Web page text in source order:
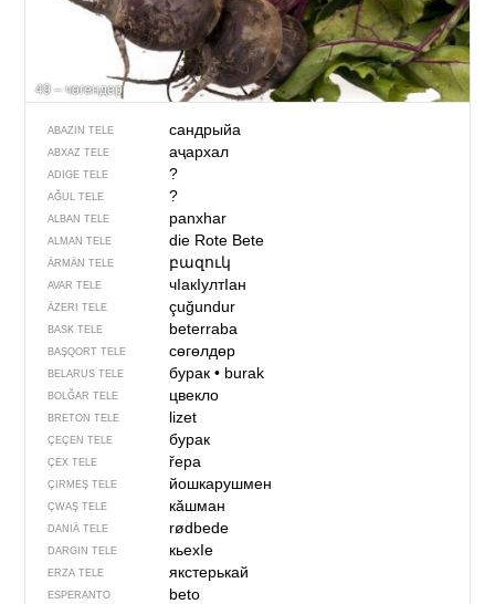
49 – чөгендер
ABAZIN TELE сандрыйа
ABXAZ TELE аҷархал
ADIGE TELE ?
AĞUL TELE ?
ALBAN TELE panxhar
ALMAN TELE die Rote Bete
ÄRMÄN TELE բազուկ
AVAR TELE чIакIултIан
ÄZERI TELE çuğundur
BASK TELE beterraba
BAŞQORT TELE сөгөлдөр
BELARUS TELE бурак• burak
BOLĞAR TELE цвекло
BRETON TELE lizet
ÇEÇEN TELE бурак
ÇEX TELE řepa
ÇIRMEŞ TELE йошкарушмен
ÇWAŞ TELE кӑшман
DANIÄ TELE rødbede
DARGIN TELE кьехIе
ERZA TELE якстерькай
ESPERANTO beto